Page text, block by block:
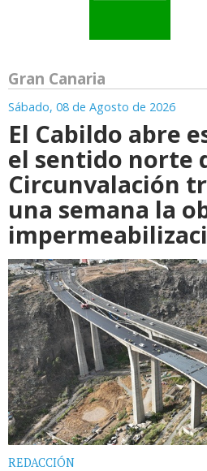
Gran Canaria
Sábado, 08 de Agosto de 2026
El Cabildo abre
el sentido norte
Circunvalación
una semana la
REDACCIÓN